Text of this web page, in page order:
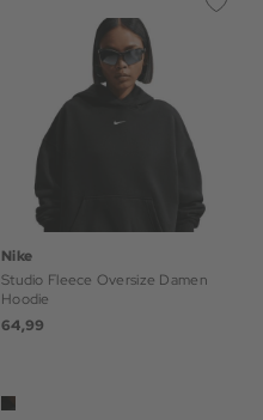
Nike
Studio Fleece Oversize Damen
Hoodie
64,99